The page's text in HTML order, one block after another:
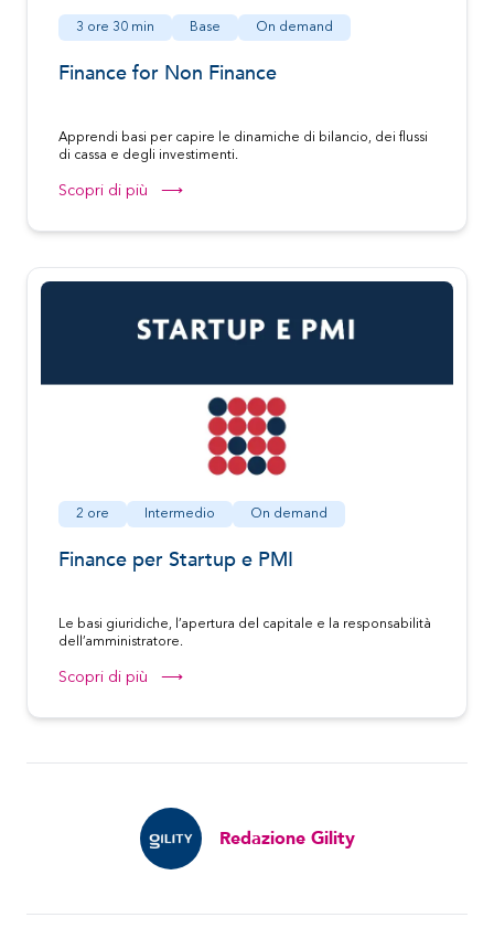
3 ore 30 min Base On demand
Finance for Non Finance
Apprendi basi per capire le dinamiche di bilancio, dei flussi
di cassa e degli investimenti.
Scopri di più ⟶
2 ore Intermedio On demand
Finance per Startup e PMI
Le basi giuridiche, l’apertura del capitale e la responsabilità
dell’amministratore.
Scopri di più ⟶
Redazione Gility